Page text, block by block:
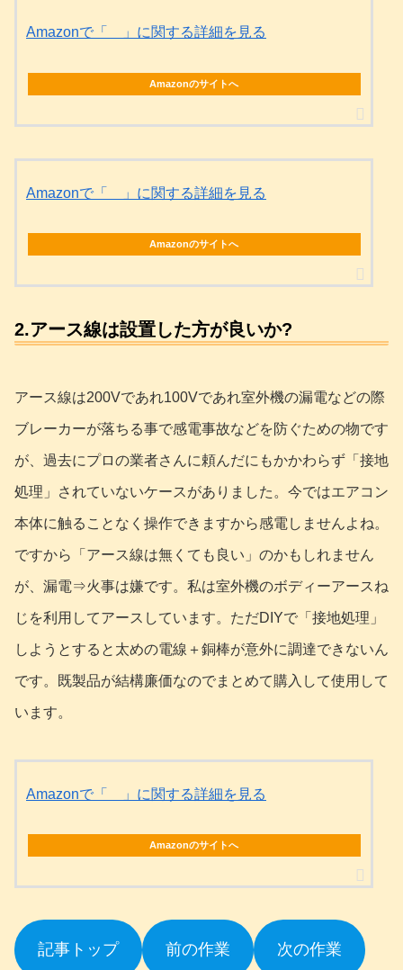
Amazonで「 」に関する詳細を見る
Amazonのサイトへ
Amazonで「 」に関する詳細を見る
Amazonのサイトへ
2.アース線は設置した方が良いか?
アース線は200Vであれ100Vであれ室外機の漏電などの際
ブレーカーが落ちる事で感電事故などを防ぐための物です
が、過去にプロの業者さんに頼んだにもかかわらず「接地
処理」されていないケースがありました。今ではエアコン
本体に触ることなく操作できますから感電しませんよね。
ですから「アース線は無くても良い」のかもしれません
が、漏電⇒火事は嫌です。私は室外機のボディーアースね
じを利用してアースしています。ただDIYで「接地処理」
しようとすると太めの電線＋銅棒が意外に調達できないん
です。既製品が結構廉価なのでまとめて購入して使用して
います。
Amazonで「 」に関する詳細を見る
Amazonのサイトへ
記事トップ 前の作業 次の作業